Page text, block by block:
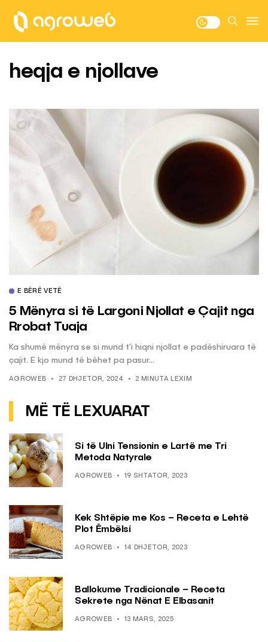
heqja e njollave
E BËRË VETË
5 Mënyra si të Largoni Njollat e Çajit nga
Rrobat Tuaja
Ka shumë mënyra se si mund t’i hiqni njollat e padëshiruara të
çajit. E kjo mund të bëhet pa pasur...
AGROWEB 27 DHJETOR, 2024 2 MINUTA LEXIM
MË TË LEXUARAT
Si të Ulni Tensionin e Lartë me Tri
Metoda Natyrale
AGROWEB 19 SHTATOR, 2023
Kek Shtëpie me Kos – Receta e Lehtë
Plot Ëmbëlsi
AGROWEB 14 DHJETOR, 2023
Ballokume Tradicionale – Receta
Sekrete nga Nënat E Elbasanit
AGROWEB 13 MARS, 2025